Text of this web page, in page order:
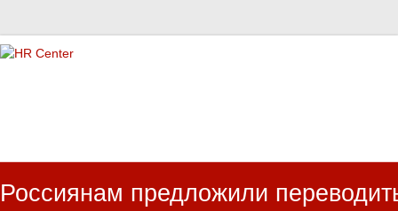
Россиянам предложили